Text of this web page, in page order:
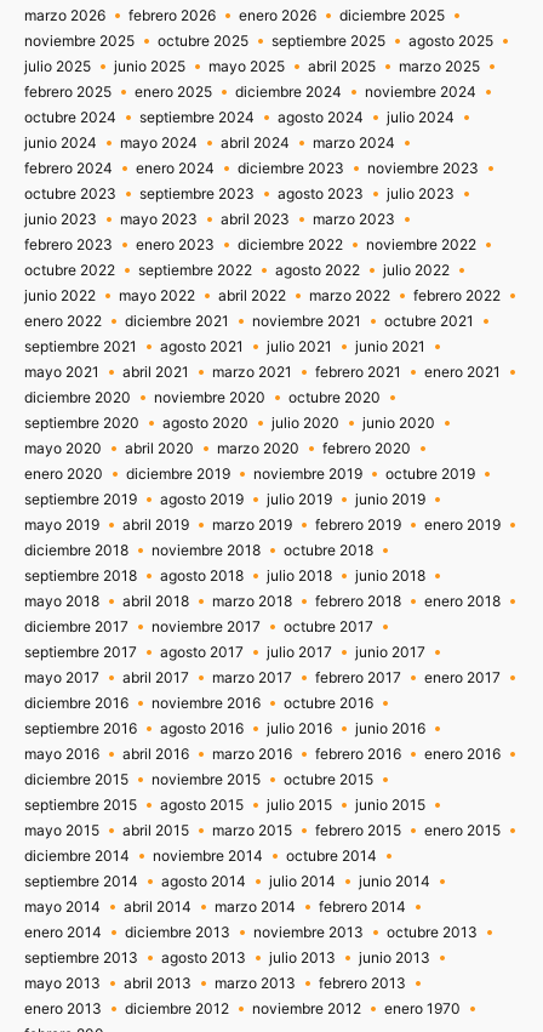
marzo 2026
febrero 2026 enero 2026
diciembre 2025
noviembre 2025
octubre 2025 septiembre 2025
agosto 2025
julio 2025
junio 2025 mayo 2025 abril 2025
marzo 2025
febrero 2025
enero 2025 diciembre 2024
noviembre 2024
octubre 2024
septiembre 2024 agosto 2024
julio 2024
junio 2024
mayo 2024 abril 2024
marzo 2024
febrero 2024
enero 2024 diciembre 2023
noviembre 2023
octubre 2023
septiembre 2023 agosto 2023
julio 2023
junio 2023
mayo 2023 abril 2023
marzo 2023
febrero 2023
enero 2023 diciembre 2022
noviembre 2022
octubre 2022
septiembre 2022 agosto 2022
julio 2022
junio 2022
mayo 2022 abril 2022 marzo 2022
febrero 2022
enero 2022
diciembre 2021 noviembre 2021
octubre 2021
septiembre 2021
agosto 2021 julio 2021
junio 2021
mayo 2021
abril 2021 marzo 2021 febrero 2021
enero 2021
diciembre 2020
noviembre 2020
octubre 2020
septiembre 2020
agosto 2020 julio 2020
junio 2020
mayo 2020
abril 2020 marzo 2020
febrero 2020
enero 2020
diciembre 2019 noviembre 2019
octubre 2019
septiembre 2019
agosto 2019 julio 2019
junio 2019
mayo 2019
abril 2019 marzo 2019 febrero 2019
enero 2019
diciembre 2018
noviembre 2018
octubre 2018
septiembre 2018
agosto 2018 julio 2018
junio 2018
mayo 2018
abril 2018 marzo 2018 febrero 2018
enero 2018
diciembre 2017
noviembre 2017
octubre 2017
septiembre 2017
agosto 2017 julio 2017
junio 2017
mayo 2017
abril 2017 marzo 2017 febrero 2017
enero 2017
diciembre 2016
noviembre 2016
octubre 2016
septiembre 2016
agosto 2016 julio 2016
junio 2016
mayo 2016
abril 2016 marzo 2016 febrero 2016
enero 2016
diciembre 2015
noviembre 2015
octubre 2015
septiembre 2015
agosto 2015 julio 2015
junio 2015
mayo 2015
abril 2015 marzo 2015 febrero 2015
enero 2015
diciembre 2014
noviembre 2014
octubre 2014
septiembre 2014
agosto 2014 julio 2014
junio 2014
mayo 2014
abril 2014 marzo 2014
febrero 2014
enero 2014
diciembre 2013 noviembre 2013
octubre 2013
septiembre 2013
agosto 2013 julio 2013
junio 2013
mayo 2013
abril 2013 marzo 2013
febrero 2013
enero 2013
diciembre 2012 noviembre 2012
enero 1970